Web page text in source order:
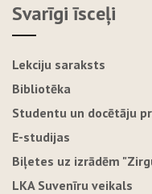
Svarīgi īsceļi
Lekciju saraksts
Bibliotēka
Studentu un docētāju
E-studijas
Biļetes uz izrādēm
LKA Suvenīru veikals